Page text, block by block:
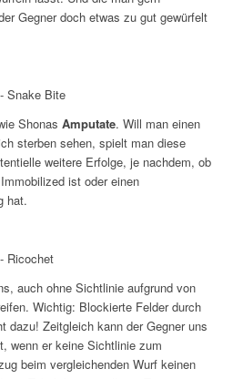
Gegner doch etwas zu gut gewürfelt
Shonas Amputate. Will man einen
sterben sehen, spielt man diese
weitere Erfolge, je nachdem, ob
ist oder einen
hat.
auch ohne Sichtlinie aufgrund von
Wichtig: Blockierte Felder durch
dazu! Zeitgleich kann der Gegner uns
wenn er keine Sichtlinie zum
beim vergleichenden Wurf keinen